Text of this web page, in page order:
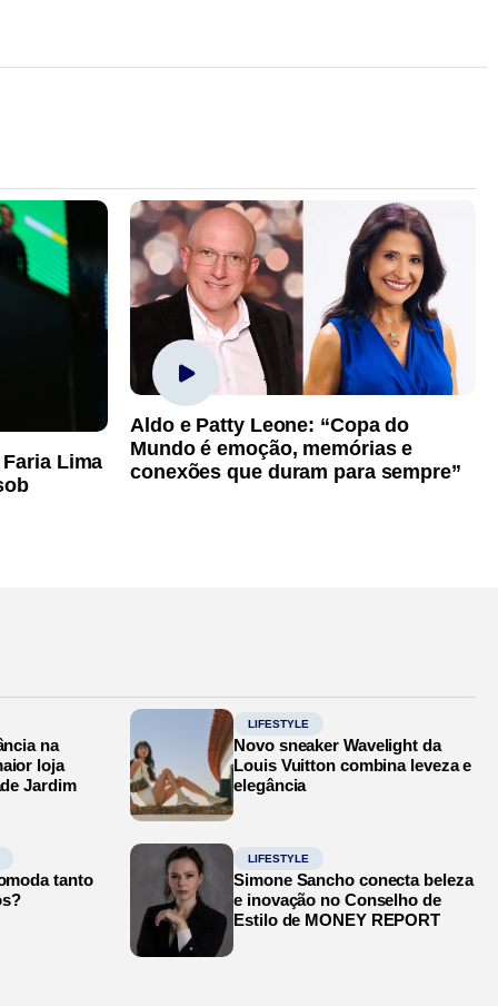
Lima
Aldo e Patty Leone: “Copa do
Mundo é emoção, memórias e
conexões que duram para sempre”
na
loja
Jardim
LIFESTYLE
Novo sneaker Wavelight da
Louis Vuitton combina leveza e
elegância
tanto
LIFESTYLE
Simone Sancho conecta beleza
e inovação no Conselho de
Estilo de MONEY REPORT